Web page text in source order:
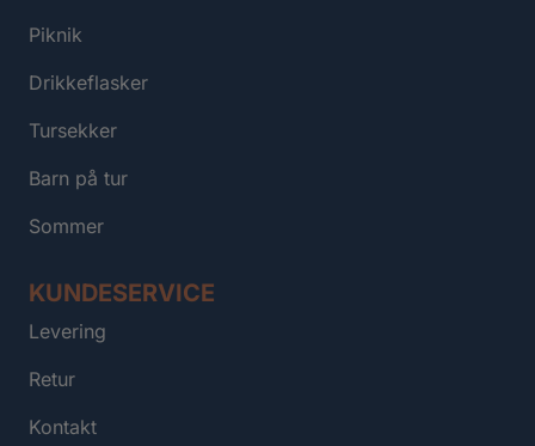
Piknik
Drikkeflasker
Tursekker
Barn på tur
Sommer
KUNDESERVICE
Levering
Retur
Kontakt